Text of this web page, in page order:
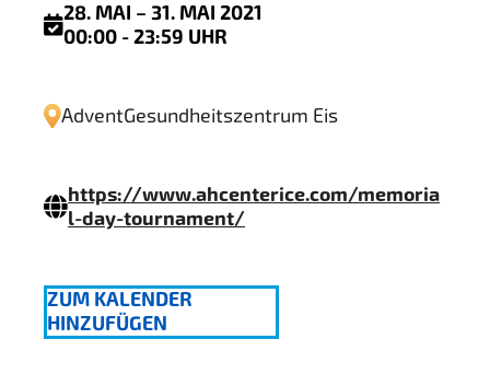
28. MAI – 31. MAI 2021
00:00 - 23:59 UHR
AdventGesundheitszentrum Eis
https://www.ahcenterice.com/memoria
l-day-tournament/
ZUM KALENDER
HINZUFÜGEN